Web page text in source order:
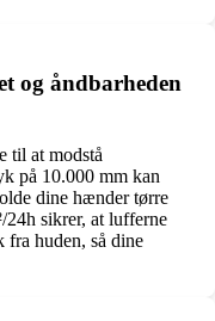
og åndbarheden
til at modstå
på 10.000 mm kan
dine hænder tørre
24h sikrer, at lufferne
huden, så dine